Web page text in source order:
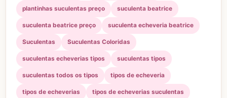
plantinhas suculentas preço suculenta beatrice
suculenta beatrice preço suculenta echeveria beatrice
Suculentas Suculentas Coloridas
suculentas echeverias tipos suculentas tipos
suculentas todos os tipos tipos de echeveria
tipos de echeverias tipos de echeverias suculentas